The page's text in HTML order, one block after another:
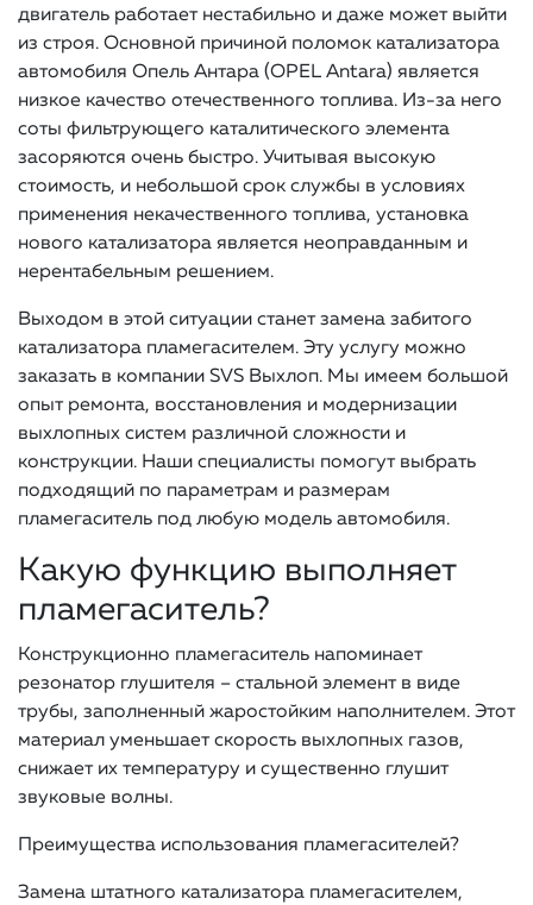
двигатель работает нестабильно и даже может выйти
из строя. Основной причиной поломок катализатора
автомобиля Опель Антара (OPEL Antara) является
низкое качество отечественного топлива. Из-за него
соты фильтрующего каталитического элемента
засоряются очень быстро. Учитывая высокую
стоимость, и небольшой срок службы в условиях
применения некачественного топлива, установка
нового катализатора является неоправданным и
нерентабельным решением.
Выходом в этой ситуации станет замена забитого
катализатора пламегасителем. Эту услугу можно
заказать в компании SVS Выхлоп. Мы имеем большой
опыт ремонта, восстановления и модернизации
выхлопных систем различной сложности и
конструкции. Наши специалисты помогут выбрать
подходящий по параметрам и размерам
пламегаситель под любую модель автомобиля.
Какую функцию выполняет
пламегаситель?
Конструкционно пламегаситель напоминает
резонатор глушителя – стальной элемент в виде
трубы, заполненный жаростойким наполнителем. Этот
материал уменьшает скорость выхлопных газов,
снижает их температуру и существенно глушит
звуковые волны.
Преимущества использования пламегасителей?
Замена штатного катализатора пламегасителем,